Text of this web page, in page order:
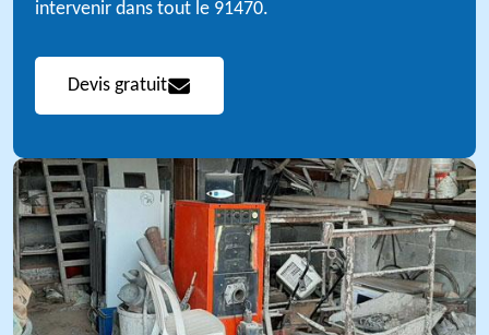
intervenir dans tout le 91470.
Devis gratuit